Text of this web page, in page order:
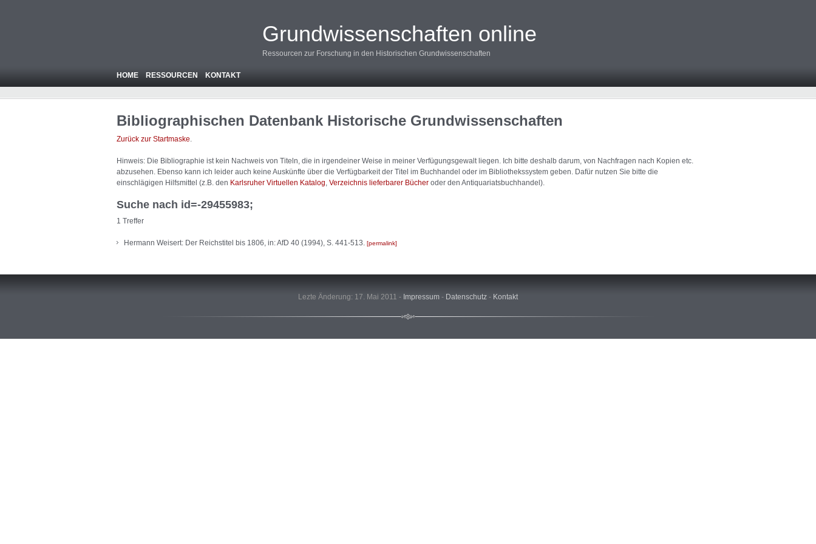
Grundwissenschaften online
Ressourcen zur Forschung in den Historischen Grundwissenschaften
HOME RESSOURCEN KONTAKT
Bibliographischen Datenbank Historische Grundwissenschaften
Zurück zur Startmaske.
Hinweis: Die Bibliographie ist kein Nachweis von Titeln, die in irgendeiner Weise in meiner Verfügungsgewalt liegen. Ich bitte deshalb darum, von Nachfragen nach Kopien etc.
abzusehen. Ebenso kann ich leider auch keine Auskünfte über die Verfügbarkeit der Titel im Buchhandel oder im Bibliothekssystem geben. Dafür nutzen Sie bitte die
einschlägigen Hilfsmittel (z.B. den Karlsruher Virtuellen Katalog Verzeichnis lieferbarer Bücher oder den Antiquariatsbuchhandel).
Suche nach id=-29455983;
1 Treffer
Hermann Weisert: Der Reichstitel bis 1806, in: AfD 40 (1994), S. 441-513. permalink
Lezte Änderung: 17. Mai 2011 - Impressum - Datenschutz - Kontakt